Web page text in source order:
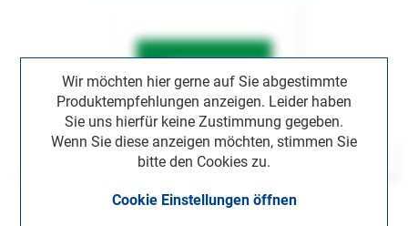
Wir möchten hier gerne auf Sie abgestimmte
Produktempfehlungen anzeigen. Leider haben
Sie uns hierfür keine Zustimmung gegeben.
Wenn Sie diese anzeigen möchten, stimmen Sie
bitte den Cookies zu.
Cookie Einstellungen öffnen